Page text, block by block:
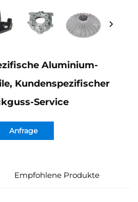
Aluminium-
Kundenspezifischer
Service
Anfrage
Empfohlene Produkte